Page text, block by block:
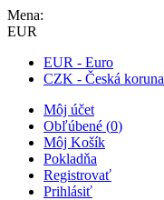
Mena:
EUR
EUR - Euro
CZK - Česká koruna
Môj účet
Obľúbené (0)
Môj Košík
Pokladňa
Registrovať
Prihlásiť